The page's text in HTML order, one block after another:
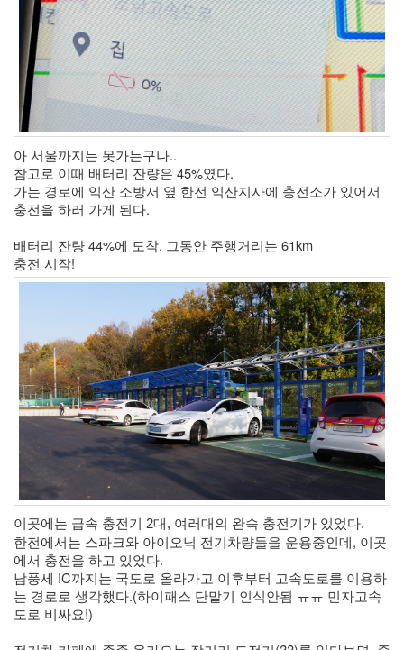
아 서울까지는 못가는구나..
참고로 이때 배터리 잔량은 45%였다.
가는 경로에 익산 소방서 옆 한전 익산지사에 충전소가 있어서
충전을 하러 가게 된다.
배터리 잔량 44%에 도착, 그동안 주행거리는 61km
충전 시작!
이곳에는 급속 충전기 2대, 여러대의 완속 충전기가 있었다.
한전에서는 스파크와 아이오닉 전기차량들을 운용중인데, 이곳
에서 충전을 하고 있었다.
남풍세 IC까지는 국도로 올라가고 이후부터 고속도로를 이용하
는 경로로 생각했다.(하이패스 단말기 인식안됨 ㅠㅠ 민자고속
도로 비싸요!)